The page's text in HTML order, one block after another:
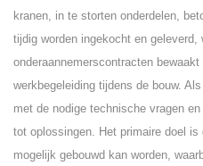
kranen, in te storten onderdelen,
tijdig worden ingekocht en geleverd,
onderaannemerscontracten
werkbegeleiding tijdens de bouw.
met de nodige technische vragen
tot oplossingen. Het primaire doel
mogelijk gebouwd kan worden,